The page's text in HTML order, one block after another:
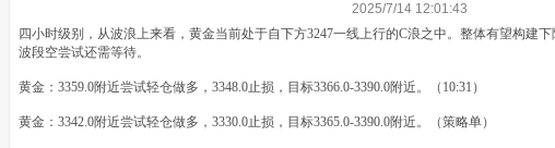
2025/7/14 12:01:43
四小时级别，从波浪上来看，黄金当前处于自下方3247一线上行的C浪之中。整体有望构建
波段空尝试还需等待。
黄金：3359.0附近尝试轻仓做多，3348.0止损，目标3366.0-3390.0附近。（10:31）
黄金：3342.0附近尝试轻仓做多，3330.0止损，目标3365.0-3390.0附近。（策略单）